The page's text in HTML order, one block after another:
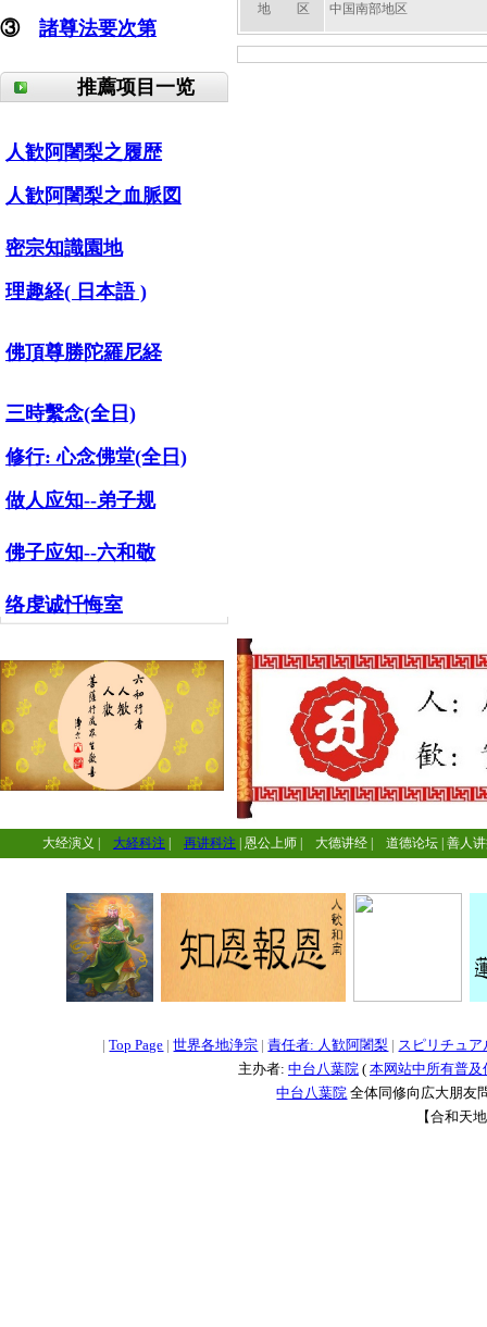
地 区 中国南部地区
③ 諸尊法要次第
推薦项目一览
人歓阿闍梨之履歴
人歓阿闍梨之血脈図
密宗知識園地
理趣経( 日本語 )
佛頂尊勝陀羅尼経
三時繫念(全日)
修行:心念佛堂(全日)
做人应知--弟子规
佛子应知--六和敬
络虔诚忏悔室
大经演义 大経科注 再讲科注 恩公上师 大德讲经 道德论坛 善人
|Top Page |世界各地浄宗 |責任者: 人歓阿闍梨 | スピリチュア
主办者: 中台八葉院 ( 本网站中所有普
中台八葉院 全体同修向広大朋友
【合和天